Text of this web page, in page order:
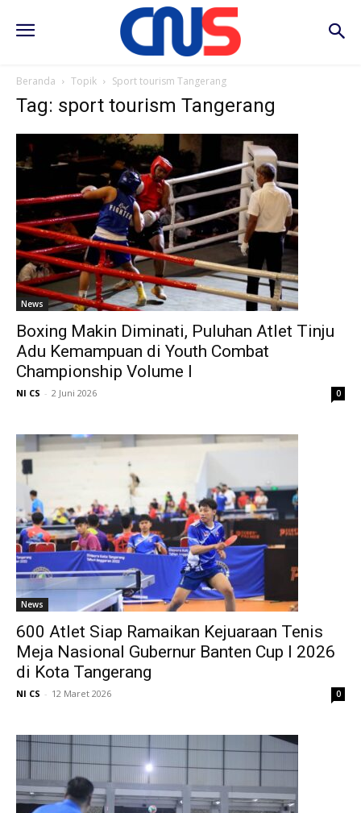
Beranda Topik Sport tourism Tangerang
Tag: sport tourism Tangerang
News
Boxing Makin Diminati, Puluhan Atlet Tinju
Adu Kemampuan di Youth Combat
Championship Volume I
NI CS - 2 Juni 2026 0
News
600 Atlet Siap Ramaikan Kejuaraan Tenis
Meja Nasional Gubernur Banten Cup I 2026
di Kota Tangerang
NI CS - 12 Maret 2026 0